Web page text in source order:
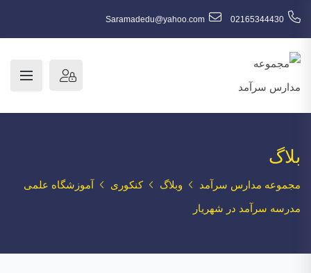
02165344430
Saramadedu@yahoo.com
بلاگ
مجموعه مدارس سرآمد وبلاگ کنکوری
آموزشگاه علمی
مدرسه سرآمد در شهریار